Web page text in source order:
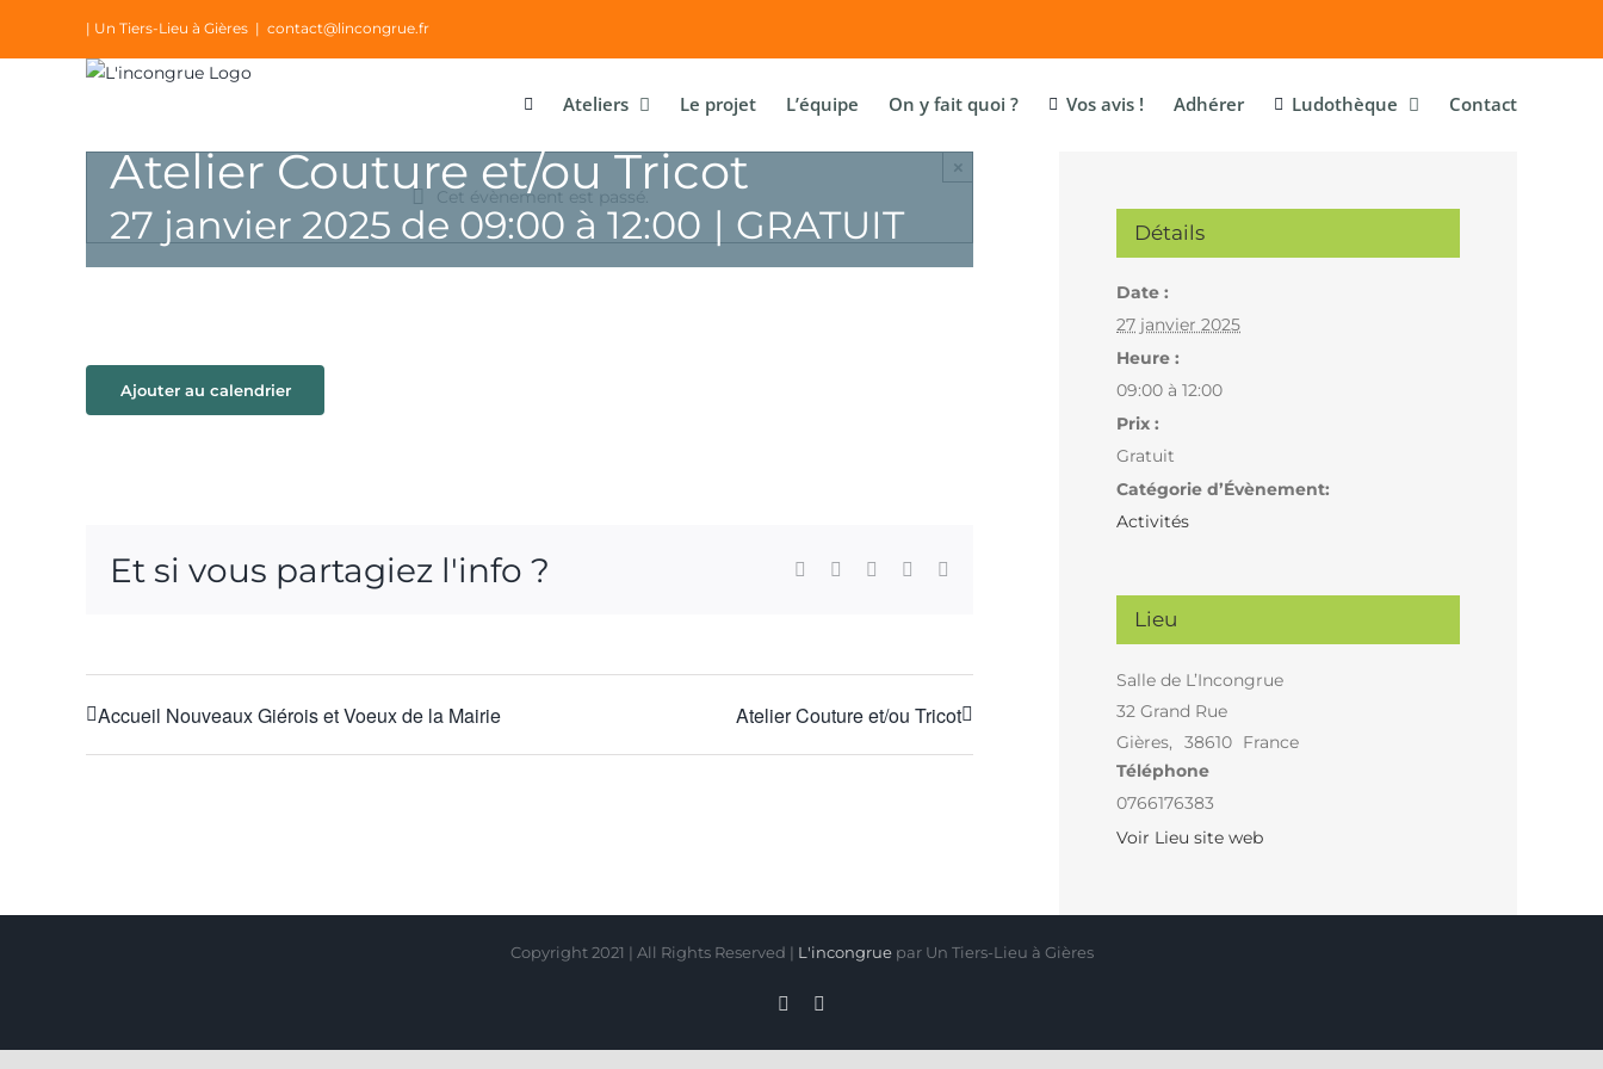
| Un Tiers-Lieu à Gières | contact@lincongrue.fr
Ateliers Le projet L’équipe On y fait quoi ? Vos avis ! Adhérer Ludothèque Contact
Cet évènement est passé.
×
Atelier Couture et/ou Tricot
27 janvier 2025 de 09:00 à 12:00 | GRATUIT
Ajouter au calendrier
Et si vous partagiez l'info ? Facebook WhatsApp
Pinterest
Accueil Nouveaux Giérois et Voeux de la Mairie Atelier Couture et/ou Tricot
Détails
Date :
27 janvier 2025
Heure :
09:00 à 12:00
Prix :
Gratuit
Catégorie d’Évènement:
Activités
Lieu
Salle de L’Incongrue
32 Grand Rue
Gières, 38610 France
Téléphone
0766176383
Voir Lieu site web
Copyright 2021 | All Rights Reserved | L'incongruepar Un Tiers-Lieu à Gières
Facebook